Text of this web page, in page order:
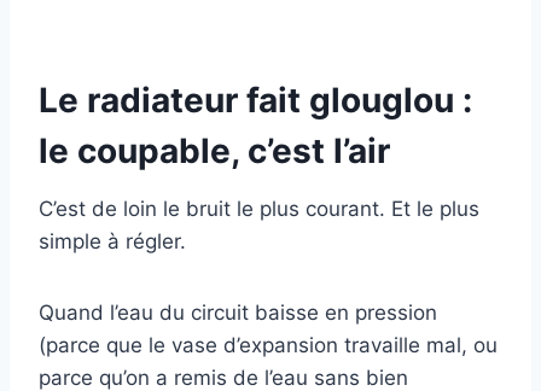
Le radiateur fait glouglou :
le coupable, c’est l’air
C’est de loin le bruit le plus courant. Et le plus
simple à régler.
Quand l’eau du circuit baisse en pression
(parce que le vase d’expansion travaille mal, ou
parce qu’on a remis de l’eau sans bien